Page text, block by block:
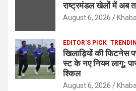
राष्ट्रमंडल खेलों में अब
August 6, 2026
EDITOR'S PICK
खिलाड़ियों की फिटनेस
स्ट के नए नियम लागू;
श्किल
August 6, 2026